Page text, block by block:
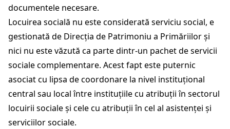
documentele necesare.
Locuirea socială nu este considerată serviciu social, e
gestionată de Direcția de Patrimoniu a Primăriilor și
nici nu este văzută ca parte dintr-un pachet de servicii
sociale complementare. Acest fapt este puternic
asociat cu lipsa de coordonare la nivel instituțional
central sau local între instituțiile cu atribuții în sectorul
locuirii sociale și cele cu atribuții în cel al asistenței și
serviciilor sociale.